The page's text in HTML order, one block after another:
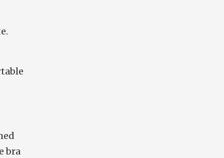
bra